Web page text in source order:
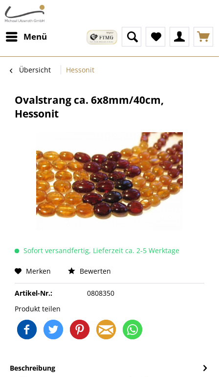
Menü
Übersicht Hessonit
Ovalstrang ca. 6x8mm/40cm,
Hessonit
Sofort versandfertig, Lieferzeit ca. 2-5 Werktage
Merken Bewerten
Artikel-Nr.:
0808350
Produkt teilen
Beschreibung